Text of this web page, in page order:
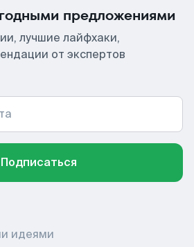
предложениями
лучшие лайфхаки,
от экспертов
Подписаться
идеями